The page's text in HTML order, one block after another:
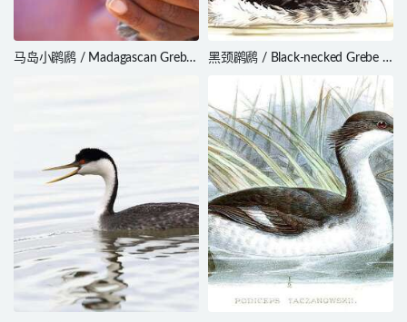
马岛小䴙䴘 / Madagascan Grebe
黑颈䴙䴘 / Black-necked Grebe /
Podiceps nigricollis